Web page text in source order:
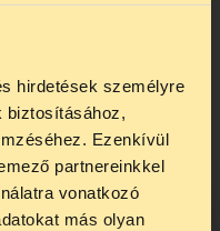
hirdetések személyre
biztosításához,
Ezenkívül
partnereinkkel
vonatkozó
más olyan
továbbra is
van, ezzel
felhívja a
az új formaruhát
a
Nemzeti